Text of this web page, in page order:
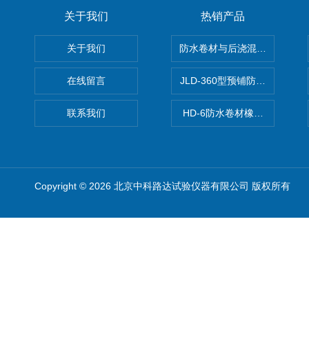
关于我们
关于我们
在线留言
联系我们
热销产品
防水卷材与后浇混凝土剥离强
JLD-360型预铺防水卷材抗冲
HD-6防水卷材橡胶测厚仪
Copyright © 2026 北京中科路达试验仪器有限公司 版权所有